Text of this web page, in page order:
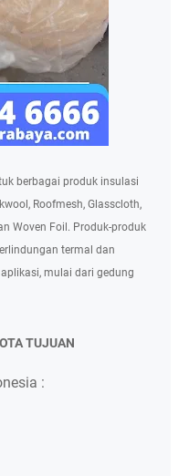
berbagai produk insulasi
Roofmesh, Glasscloth,
Woven Foil. Produk-produk
termal dan
mulai dari gedung
TUJUAN
: